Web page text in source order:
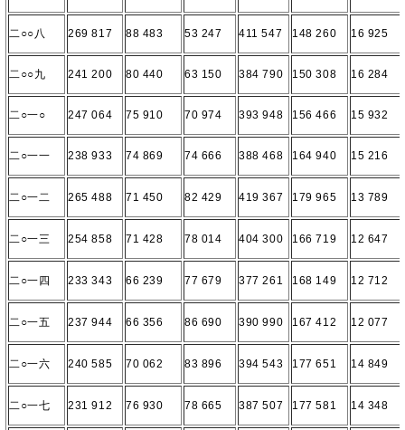
二○○八 269 817 88 483 53 247 411 547 148 260 16 925
二○○九 241 200 80 440 63 150 384 790 150 308 16 284
二○一○ 247 064 75 910 70 974 393 948 156 466 15 932
二○一一 238 933 74 869 74 666 388 468 164 940 15 216
二○一二 265 488 71 450 82 429 419 367 179 965 13 789
二○一三 254 858 71 428 78 014 404 300 166 719 12 647
二○一四 233 343 66 239 77 679 377 261 168 149 12 712
二○一五 237 944 66 356 86 690 390 990 167 412 12 077
二○一六 240 585 70 062 83 896 394 543 177 651 14 849
二○一七 231 912 76 930 78 665 387 507 177 581 14 348